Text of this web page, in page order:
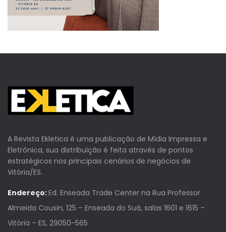
A Revista Ekletica é uma publicação de Mídia Impressa e
Eletrônica, sua distribuição é feita através de pontos
estratégicos nos principais cenários de negócios de
Vitória/ES.
Endereço:Ed. Enseada Trade Center na Rua Professor
Almeida Cousin, 125 – Enseada do Suá, salas 1601 e 1615 –
Vitória – ES, 29050-565